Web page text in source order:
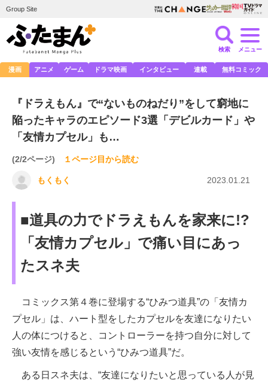
Group Site
検索 メニュー
漫画 アニメ ゲーム ドラマ映画 インタビュー 連載 無料コミック
『ドラえもん』で“ないものねだり”をして窮地に
陥ったキャラのエピソード3選「デビルカード」や
「友情カプセル」も…
(2/2ページ) １ページ目から読む
もくもく 2023.01.21
■道具の力でドラえもんを家来に!?
「友情カプセル」で痛い目にあっ
たスネ夫
コミックス第４巻に登場する“ひみつ道具”の「友情カ
プセル」は、ハート型をしたカプセルを友達になりたい
人の体につけると、コントローラーを持つ自分に対して
強い友情を感じるという“ひみつ道具”だ。
ある日スネ夫は、“友達になりたいと思っている人が見